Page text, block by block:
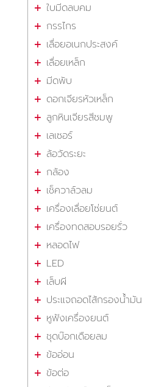
ใบมีดลบคม
กรรไกร
เลื่อยอเนกประสงค์
เลื่อยเหล็ก
มีดพับ
ดอกเจียรหัวเหล็ก
ลูกหินเจียรสีชมพู
เลเซอร์
ล้อวัดระยะ
กล้อง
เช็ควาล์วลม
เครื่องเลื่อยโซ่ยนต์
เครื่องทดสอบรอยรั่ว
หลอดไฟ
LED
เล็บผี
ประแจถอดไส้กรองน้ำมัน
หูฟังเครื่องยนต์
ชุดบ๊อกเดือยลม
ข้ออ่อน
ข้อต่อ